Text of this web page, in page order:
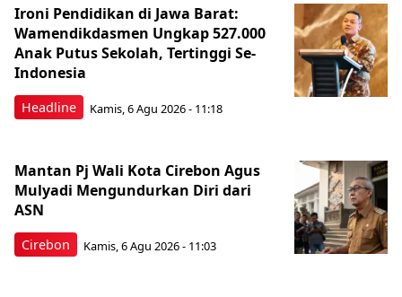
Headline
Ironi Pendidikan di Jawa Barat:
Wamendikdasmen Ungkap 527.000
Anak Putus Sekolah, Tertinggi Se-
Indonesia
Kamis, 6 Agu 2026 - 11:18
Cirebon
Mantan Pj Wali Kota Cirebon Agus
Mulyadi Mengundurkan Diri dari
ASN
Kamis, 6 Agu 2026 - 11:03